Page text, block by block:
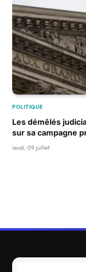
POLITIQUE
Les démêlés
sur sa campagne
jeudi, 09 juillet